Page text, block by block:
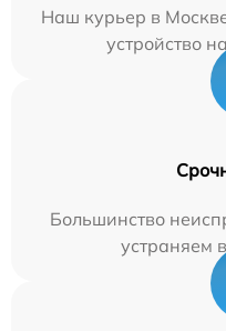
Наш курьер в
устройство
Большинство
устраняем